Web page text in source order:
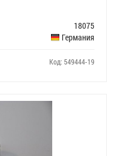
18075
Германия
Код: 549444-19